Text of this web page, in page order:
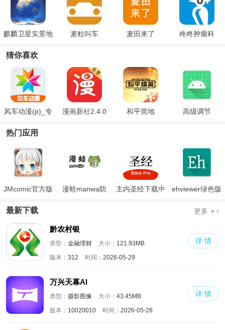
麒麟卫星实景地
图
麦粒叫车 麦田来了 咚咚肿瘤科
猜你喜欢
风车动漫(p)_专
注动漫的门户手
漫画新社2.4.0 和平营地 高级调节
热门应用
JMcomic官方版
漫蛙manwa防
主内圣经下载中
ehviewer绿色版
最新下载 更多
黔农村银
类型： 金融理财 大小： 121.93MB
版本： 312 时间： 2026-05-29
详 情
万兴天幕AI
类型： 摄影图像 大小： 43.45MB
版本： 10020010 时间： 2026-05-28
详 情